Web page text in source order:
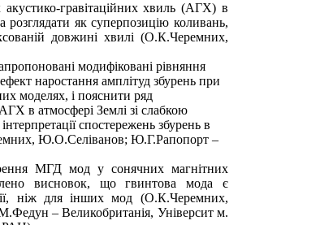
гравітаційних хвиль (АГХ) в
як суперпозицію коливань,
довжині хвилі (О.К.Черемних,
модифіковані рівняння
наростання амплітуд збурень при
моделях, і пояснити ряд
в атмосфері Землі зі слабкою
спостережень збурень в
Ю.О.Селіванов; Ю.Г.Рапопорт –
МГД мод у сонячних магнітних
висновок, що гвинтова мода є
ніж для інших мод (О.К.Черемних,
– Великобританія, Університ м.